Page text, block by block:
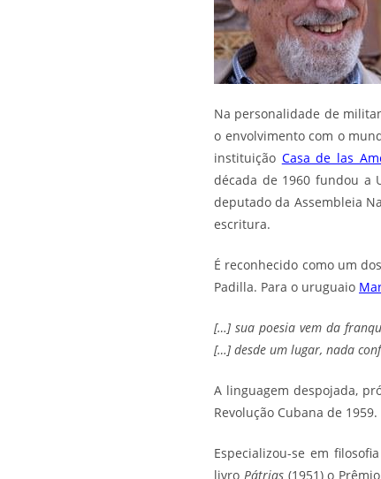
Na personalidade de
o envolvimento com o
instituição Casa de las
década de 1960 fundou a
deputado da Assembleia
escritura.
É reconhecido como um
Padilla. Para o uruguaio
[…] sua poesia vem da
[…] desde um lugar, nada
A linguagem despojada,
Revolução Cubana de
Especializou-se em
livro Pátrias (1951) o